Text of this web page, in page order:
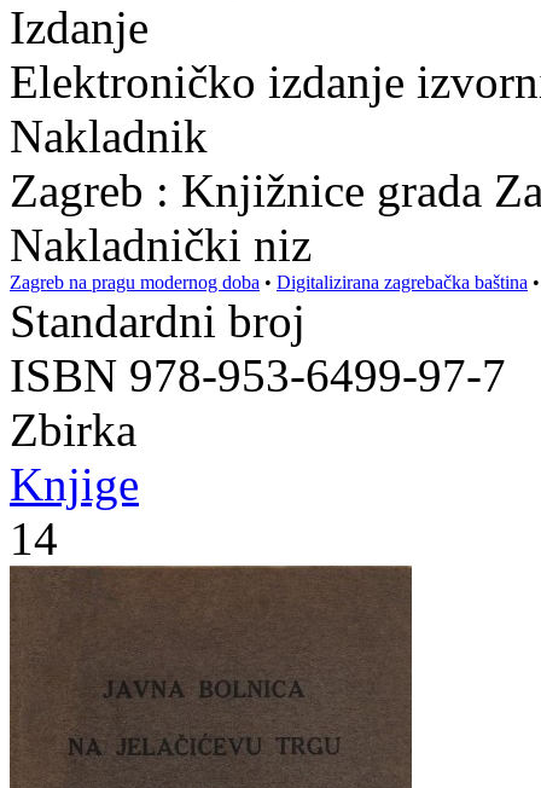
Izdanje
Elektroničko izdanje
Nakladnik
Zagreb : Knjižnice grada
Nakladnički niz
Zagreb na pragu modernog doba • Digitalizirana zagrebačka baština
Standardni broj
ISBN 978-953-6499-97-7
Zbirka
Knjige
14